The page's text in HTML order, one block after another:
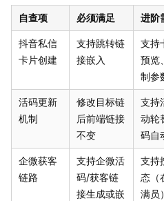
自查项 必须满足 进阶
抖音私信
卡片创建
支持跳转链
接嵌入
支持
预览
制参
活码更新
机制
修改目标链
后前端链接
不变
支持
动轮
码自
企微获客
链路
支持企微活
码/获客链
接生成或嵌
支持
态（
满员